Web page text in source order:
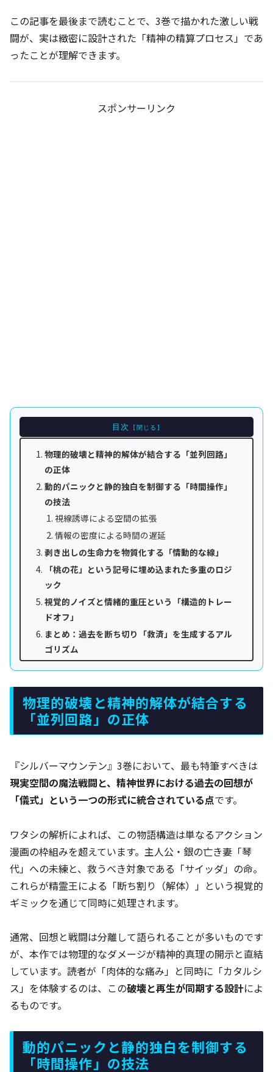
この記事を最後まで読むことで、3巻で描かれた激しい戦
闘が、実は緻密に設計された「精神の精算プロセス」であ
ったことが理解できます。
スポンサーリンク
目次
物理的破壊と精神的解体が結合する「並列回路」
の正体
動的パニックと静的独白を制御する「時間操作」
の技法
視線誘導による空間の拡張
情報の密度による時間の遅延
剥き出しの生命力を物質化する「情動的な線」
「桃の花」という記号に埋め込まれた多重のロジ
ック
視覚的ノイズと情緒的重圧という「構造的トレー
ドオフ」
まとめ：過去を断ち切り「救済」を生成するアル
ゴリズム
物理的破壊と精神的解体が結合する
「並列回路」の正体
『シルバーマウンテン』3巻において、最も特筆すべきは
現実空間の魔法戦闘と、精神世界における過去の回想が
「儀式」という一つの形式に統合されている点です。
ワタシの解析によれば、この物語構造は単なるアクション
漫画の枠組みを超えています。主人公・銀の亡き妻「琴
代」への未練と、救うべき対象である「サイッダ」の命。
これらが精霊王による「断ち割り（解体）」という視覚的
ギミックを通じて同時に処理されます。
通常、回想と戦闘は分離して語られることが多いものです
が、本作では物理的なダメージが精神的真理の開示と直結
しています。読者が「肉体的な痛み」と同時に「カタルシ
ス」を体験するのは、この破壊と再生が同期する設計によ
るものです。
動的パニックと静的独白を制御する
「時間操作」の技法